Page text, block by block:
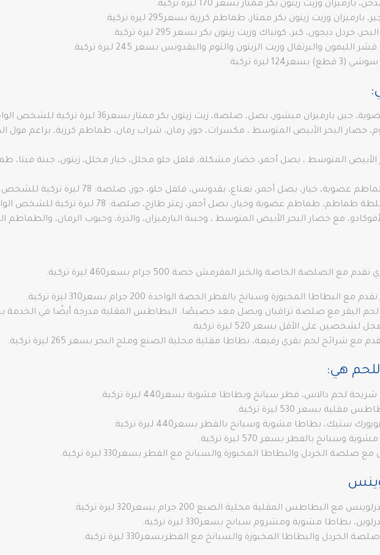
وزيت زيتون بكر ممتاز بسعر 170 ليرة تركية.
وزيت زيتون بكر ممتاز، طماطم كرزية بسعر295 ليرة تركية.
خردل ديجون، كبر، كونياك وزيت زيتون بكر بسعر 295 ليرة تركية.
والبرتقال وزيت الزيتون والثوم والبقدونس بسعر 245 ليرة تركية.
ليرة تركية.
بارميزان مبشور، بصل، صلصة، زيت زيتون بكر ممتاز بسعر36 ليرة تركية للشخص الواحد.
خيار، بصل أحمر، نعناع، بقدونس، فلفل حلو، جوز، صلصة: 78 ليرة تركية للشخص الواحد
طماطم عضوية وخيار، بصل أحمر، زعتر طازج، صلصة: 78 ليرة تركية للشخص الواحد.
مع خضار البحر الأبيض المتوسط ​​، وجبنة البارميزان، والذرة، وحبوب الرمان، والطماطم الكرزية والصلصة
مع الصلصة الخاصة والخبز المقرمش حصة 500 جرام بسعر460 ليرة تركية.
البطاطا المخبوزة وسبانخ بالفطر الحصة الواحدة 200 جرام بسعر310 ليرة تركية.
البقر مع صلصة تراقيان وبصل معد خصيصًا. البطاطس المقلية مدرجة أيضًا في الخدمة بسعر 265 ليرة
على الأقل بسعر 520 ليرة تركية.
شرائح لحم بقري رفيعة، بطاطا مقلية محلية الصنع وملح البحر بسعر 265 ليرة تركية.
هي:
لحم دالاس، فطر سبانخ وبطاطا مشوية بسعر440 ليرة تركية.
ستيك، بطاطا مشوية وسبانخ بالفطر بسعر440 ليرة تركية.
وسبانخ بالفطر بسعر 570 ليرة تركية.
الخردل والبطاطا المخبوزة والسبانخ مع الفطر بسعر330 ليرة تركية.
مع البطاطس المقلية محلية الصنع 200 جرام بسعر320 ليرة تركية.
بطاطا مشوية ومشروم سبانخ بسعر330 ليرة تركية.
الخردل والبطاطا المخبوزة والسبانخ مع الفطربسعر330 ليرة تركية.